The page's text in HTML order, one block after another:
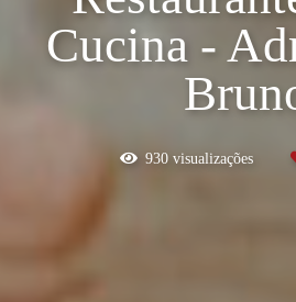
Cucina -
930visualizações